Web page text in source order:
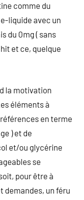
comme du
liquide avec un
du 0mg ( sans
et ce, quelque
la motivation
éléments à
en terme
) et de
et/ou glycérine
se
pour être à
demandes, un féru